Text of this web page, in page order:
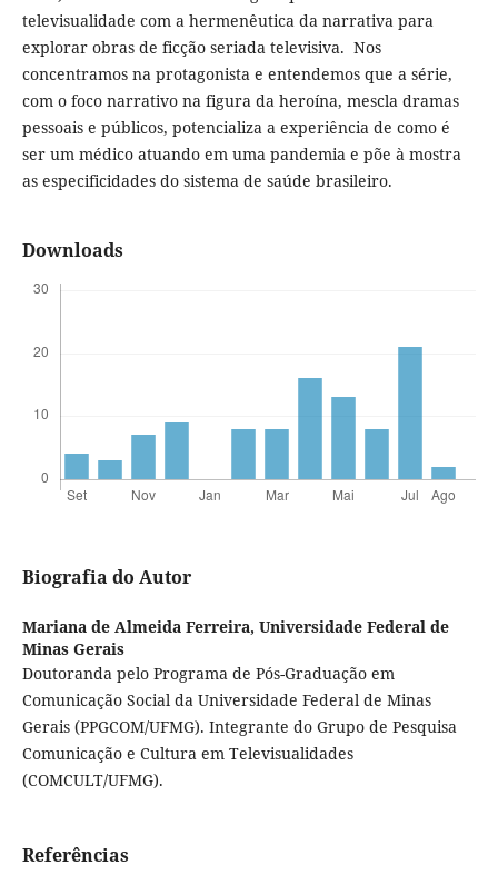
televisualidade com a hermenêutica da narrativa para
explorar obras de ficção seriada televisiva. Nos
concentramos na protagonista e entendemos que a série,
com o foco narrativo na figura da heroína, mescla dramas
pessoais e públicos, potencializa a experiência de como é
ser um médico atuando em uma pandemia e põe à mostra
as especificidades do sistema de saúde brasileiro.
Downloads
Biografia do Autor
Mariana de Almeida Ferreira, Universidade Federal de
Minas Gerais
Doutoranda pelo Programa de Pós-Graduação em
Comunicação Social da Universidade Federal de Minas
Gerais (PPGCOM/UFMG). Integrante do Grupo de Pesquisa
Comunicação e Cultura em Televisualidades
(COMCULT/UFMG).
Referências